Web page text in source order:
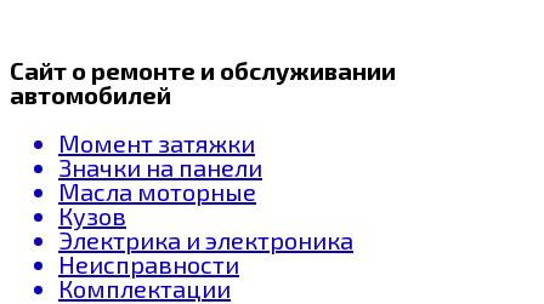
Сайт о ремонте и обслуживании
автомобилей
Момент затяжки
Значки на панели
Масла моторные
Кузов
Электрика и электроника
Неисправности
Комплектации